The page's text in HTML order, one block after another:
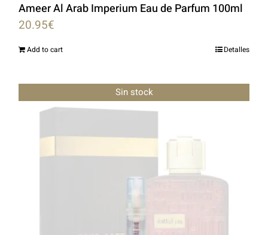
Ameer Al Arab Imperium Eau de Parfum 100ml
20.95€
Add to cart Detalles
Sin stock